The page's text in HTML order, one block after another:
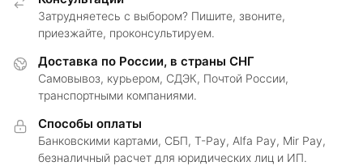
Затрудняетесь с выбором? Пишите, звоните,
приезжайте, проконсультируем.
Доставка по России, в страны СНГ
Самовывоз, курьером, СДЭК, Почтой России,
транспортными компаниями.
Способы оплаты
Банковскими картами, СБП, T-Pay, Alfa Pay, Mir Pay,
безналичный расчет для юридических лиц и ИП.